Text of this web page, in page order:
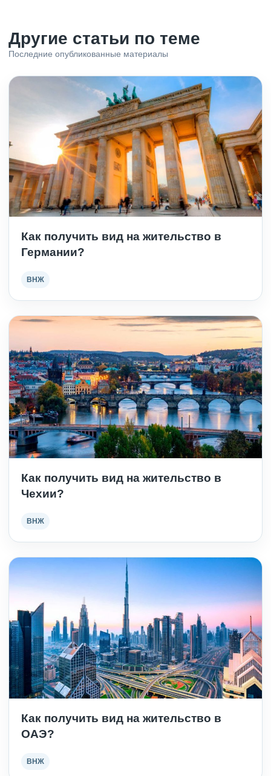
Другие статьи по теме
Последние опубликованные материалы
Как получить вид на жительство в
Германии?
ВНЖ
Как получить вид на жительство в
Чехии?
ВНЖ
Как получить вид на жительство в
ОАЭ?
ВНЖ